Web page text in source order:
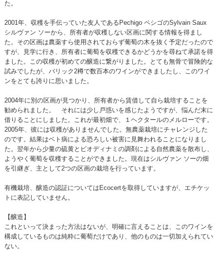
た。
2001年、収穫を手伝っていた友人であるPechigo ペシゴのSylvain Saux
シルヴァン ソーから、所有者が収穫しない区画に関する情報を得まし
た。その区画は農薬すら使用されておらず葡萄の木を抜く予定だったので
すが、見学に行き、所有者に葡萄を収穫できるかどうかを尋ねて承諾を得
ました。この収穫が初めての醸造に繋がりました。とても無骨で冒険的な
試みでしたが、バリック2樽で数百本のワインができましたし、このワイ
ンをとても誇りに思いました。
2004年に別の区画が見つかり、所有者から賃借して自ら栽培することを
勧められました。 それには少し戸惑いを感じたようですが、悩んだ末に
借りることにしました。これが最初畑で、１ヘクタールのメルローです。
2005年、彼には収穫がありませんでした。無農薬栽培にチャレンジした
のです。結果はベト病による恐ろしい被害に見舞われることになりまし
た。翌年から少量の硫黄とビオディナミの調剤による自然農薬を散布し、
ようやく葡萄を収穫することができました。現在はシルヴァン ソーの畑
を引継ぎ、主として2つの区画の栽培を行っています。
有機栽培、醸造の認証についてはEcocertを取得していますが、エチケッ
トに表記していません。
【醸造】
これといって決まった方法はないが、明確に言えることは、このワインを
構成しているものは純粋に葡萄だけであり、他のものは一切加えられてい
ない。